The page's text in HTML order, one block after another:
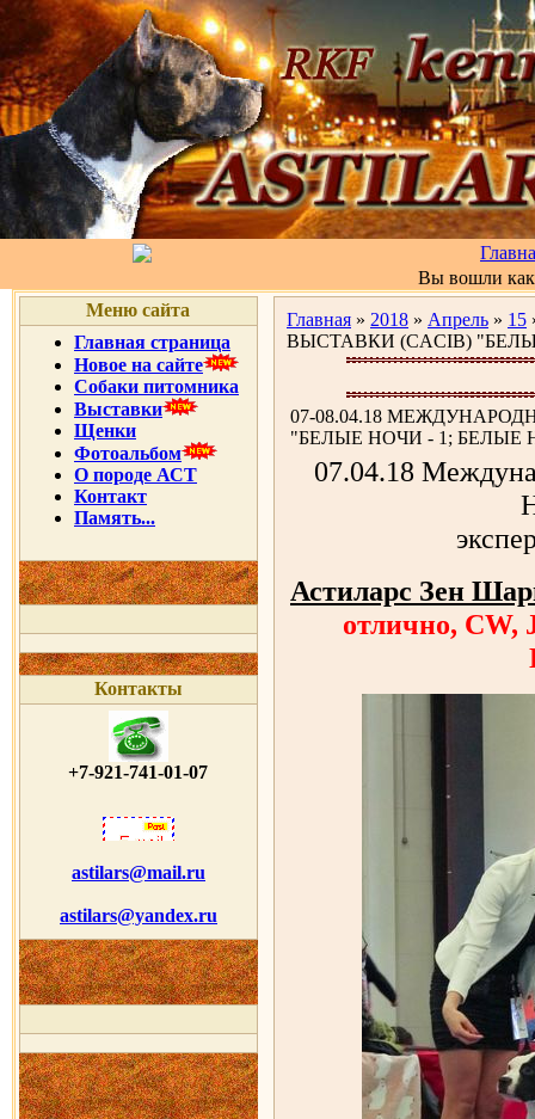
Вы вошли
Меню сайта
Главная страница
Новое на сайте
Собаки питомника
Выставки
Щенки
Фотоальбом
О породе АСТ
Контакт
Память...
Контакты
+7-921-741-01-07
astilars@mail.ru
astilars@yandex.ru
Главная » 2018 » Апрель » 15
ВЫСТАВКИ (CACIB)
07-08.04.18
"БЕЛЫЕ НОЧИ - 1; БЕЛЫЕ
07.04.18
Астиларс Зен
отлично,